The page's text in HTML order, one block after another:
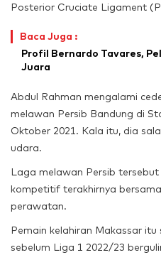
Posterior Cruciate Ligament
Baca Juga :
Profil Bernardo Tavares,
Juara
Abdul Rahman mengalami
melawan Persib Bandung di
Oktober 2021. Kala itu, dia
udara.
Laga melawan Persib
kompetitif terakhirnya
perawatan.
Pemain kelahiran Makassar
sebelum Liga 1 2022/23